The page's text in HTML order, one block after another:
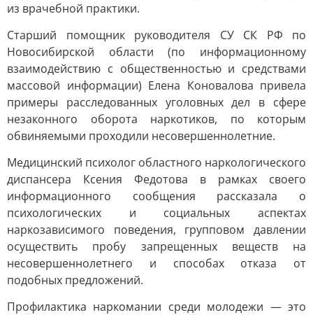
из врачебной практики.
Старший помощник руководителя СУ СК РФ по
Новосибирской области (по информационному
взаимодействию с общественностью и средствами
массовой информации) Елена Коновалова привела
примеры расследованных уголовных дел в сфере
незаконного оборота наркотиков, по которым
обвиняемыми проходили несовершеннолетние.
Медицинский психолог областного наркологического
диспансера Ксения Федотова в рамках своего
информационного сообщения рассказала о
психологических и социальных аспектах
наркозависимого поведения, групповом давлении
осуществить пробу запрещенных веществ на
несовершеннолетнего и способах отказа от
подобных предложений.
Профилактика наркомании среди молодежи — это